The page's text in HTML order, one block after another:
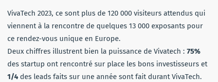
VivaTech 2023, ce sont plus de 120 000 visiteurs attendus qui
viennent à la rencontre de quelques 13 000 exposants pour
ce rendez-vous unique en Europe.
Deux chiffres illustrent bien la puissance de Vivatech : 75%
des startup ont rencontré sur place les bons investisseurs et
1/4des leads faits sur une année sont fait durant VivaTech.